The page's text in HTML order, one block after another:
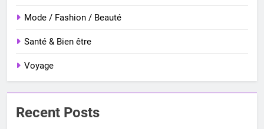
Mode / Fashion / Beauté
Santé & Bien être
Voyage
Recent Posts